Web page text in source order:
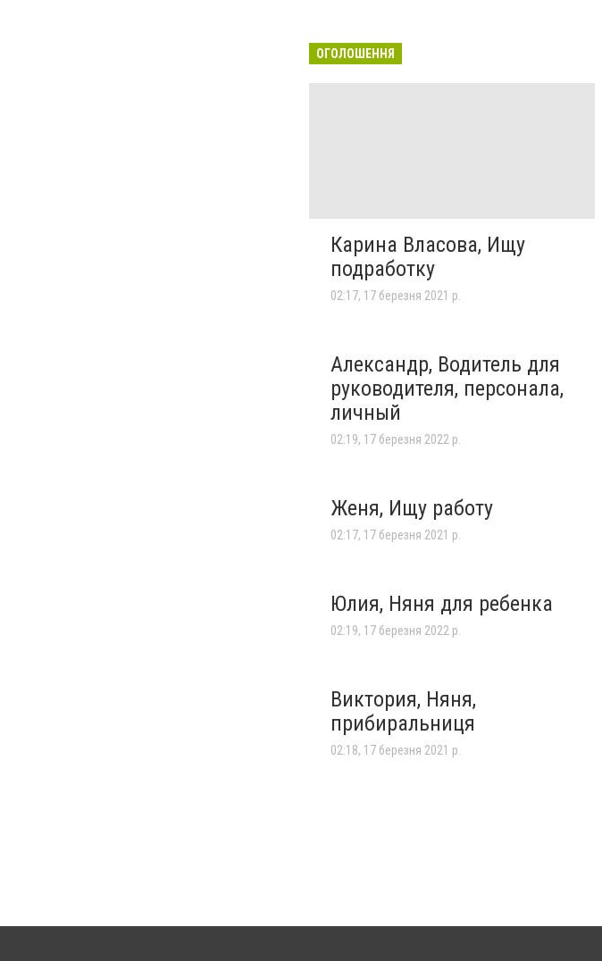
ОГОЛОШЕННЯ
Карина Власова, Ищу
подработку
02:17, 17 березня 2021 р.
Александр, Водитель для
руководителя, персонала,
личный
02:19, 17 березня 2022 р.
Женя, Ищу работу
02:17, 17 березня 2021 р.
Юлия, Няня для ребенка
02:19, 17 березня 2022 р.
Виктория, Няня,
прибиральниця
02:18, 17 березня 2021 р.